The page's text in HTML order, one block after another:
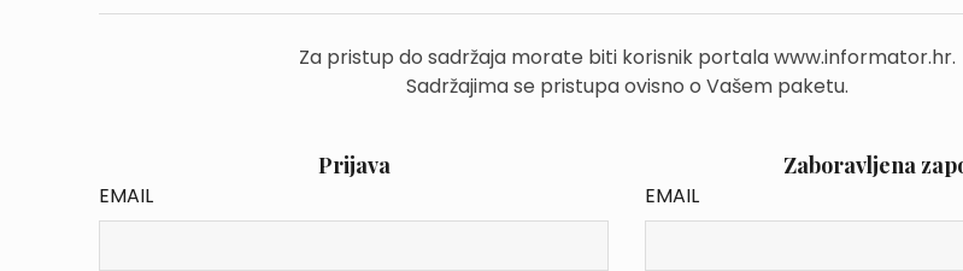
Za pristup do sadržaja morate biti korisnik portala www.informator.hr.
Sadržajima se pristupa ovisno o Vašem paketu.
Prijava
EMAIL
Zaboravljena
EMAIL